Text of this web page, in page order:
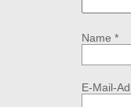
Name *
E-Mail-